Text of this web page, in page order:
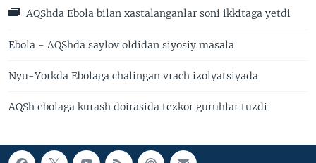
AQShda Ebola bilan xastalanganlar soni ikkitaga yetdi
Ebola - AQShda saylov oldidan siyosiy masala
Nyu-Yorkda Ebolaga chalingan vrach izolyatsiyada
AQSh ebolaga kurash doirasida tezkor guruhlar tuzdi